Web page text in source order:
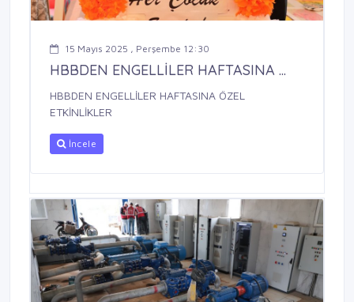
15 Mayıs 2025 , Perşembe 12:30
HBBDEN ENGELLİLER HAFTASINA ...
HBBDEN ENGELLİLER HAFTASINA ÖZEL
ETKİNLİKLER
İncele